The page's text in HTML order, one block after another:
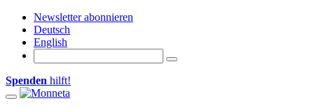
Newsletter abonnieren
Deutsch
English
Spenden hilft!
Toggle navigation